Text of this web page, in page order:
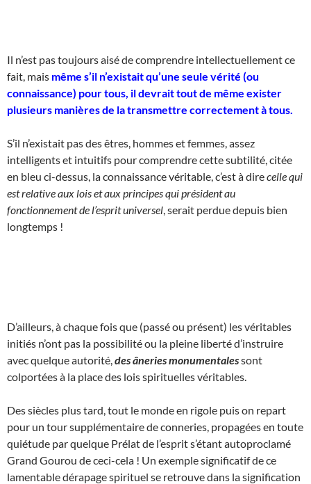
Il n’est pas toujours aisé de comprendre intellectuellement ce
fait, mais même s’il n’existait qu’une seule vérité (ou
connaissance) pour tous, il devrait tout de même exister
plusieurs manières de la transmettre correctement à tous.
S’il n’existait pas des êtres, hommes et femmes, assez
intelligents et intuitifs pour comprendre cette subtilité, citée
en bleu ci-dessus, la connaissance véritable, c’est à direcelle qui
est relative aux lois et aux principes qui président au
fonctionnement de l’esprit universel , serait perdue depuis bien
longtemps !
D’ailleurs, à chaque fois que (passé ou présent) les véritables
initiés n’ont pas la possibilité ou la pleine liberté d’instruire
avec quelque autorité, des âneries monumentalessont
colportées à la place des lois spirituelles véritables.
Des siècles plus tard, tout le monde en rigole puis on repart
pour un tour supplémentaire de conneries, propagées en toute
quiétude par quelque Prélat de l’esprit s’étant autoproclamé
Grand Gourou de ceci-cela ! Un exemple significatif de ce
lamentable dérapage spirituel se retrouve dans la signification